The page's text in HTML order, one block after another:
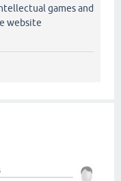
games and
website